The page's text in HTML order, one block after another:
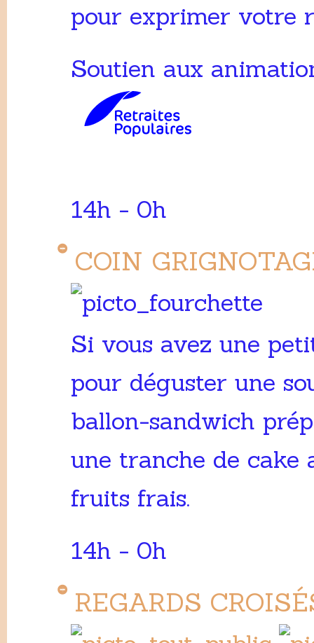
pour exprimer votre
Soutien aux
14h - 0h
COIN
Si vous avez une
pour déguster une
ballon-sandwich
une tranche de cake
fruits frais.
14h - 0h
REGARDS